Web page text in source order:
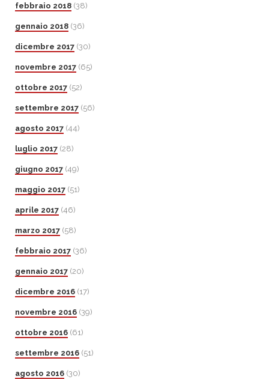
febbraio 2018 (38)
gennaio 2018 (36)
dicembre 2017 (30)
novembre 2017 (65)
ottobre 2017 (52)
settembre 2017 (56)
agosto 2017 (44)
luglio 2017 (28)
giugno 2017 (49)
maggio 2017 (51)
aprile 2017 (46)
marzo 2017 (58)
febbraio 2017 (36)
gennaio 2017 (20)
dicembre 2016 (17)
novembre 2016 (39)
ottobre 2016 (61)
settembre 2016 (51)
agosto 2016 (30)